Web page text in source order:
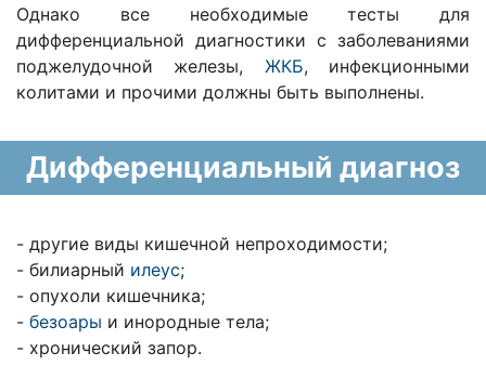
Однако все необходимые тесты для
дифференциальной диагностики с заболеваниями
поджелудочной железы, ЖКБ, инфекционными
колитами и прочими должны быть выполнены.
Дифференциальный диагноз
- другие виды кишечной непроходимости;
- билиарный илеус;
- опухоли кишечника;
- безоары и инородные тела;
- хронический запор.